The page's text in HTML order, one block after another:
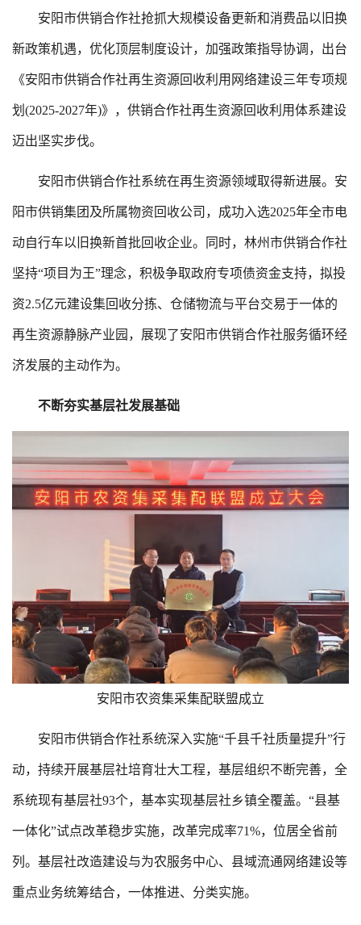
安阳市供销合作社抢抓大规模设备更新和消费品以旧换
新政策机遇，优化顶层制度设计，加强政策指导协调，出台
《安阳市供销合作社再生资源回收利用网络建设三年专项规
划(2025-2027年)》，供销合作社再生资源回收利用体系建设
迈出坚实步伐。
安阳市供销合作社系统在再生资源领域取得新进展。安
阳市供销集团及所属物资回收公司，成功入选2025年全市电
动自行车以旧换新首批回收企业。同时，林州市供销合作社
坚持“项目为王”理念，积极争取政府专项债资金支持，拟投
资2.5亿元建设集回收分拣、仓储物流与平台交易于一体的
再生资源静脉产业园，展现了安阳市供销合作社服务循环经
济发展的主动作为。
不断夯实基层社发展基础
安阳市农资集采集配联盟成立
安阳市供销合作社系统深入实施“千县千社质量提升”行
动，持续开展基层社培育壮大工程，基层组织不断完善，全
系统现有基层社93个，基本实现基层社乡镇全覆盖。“县基
一体化”试点改革稳步实施，改革完成率71%，位居全省前
列。基层社改造建设与为农服务中心、县域流通网络建设等
重点业务统筹结合，一体推进、分类实施。